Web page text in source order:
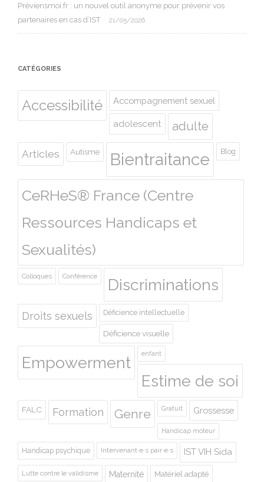
Préviensmoi.fr : un nouvel outil anonyme pour prévenir vos
partenaires en cas d’IST
21/05/2026
CATÉGORIES
Accessibilité Accompagnement sexuel
adolescent adulte
Articles Autisme Bientraitance Blog
CeRHeS® France (Centre
Ressources Handicaps et
Sexualités)
Colloques Conférence Discriminations
Droits sexuels Déficience intellectuelle
Déficience visuelle
Empowerment enfant
Estime de soi
FALC Formation Genre Gratuit Grossesse
Handicap moteur
Handicap psychique Intervenant·e·s pair·e·s IST VIH Sida
Lutte contre le validisme Maternité Matériel adapté